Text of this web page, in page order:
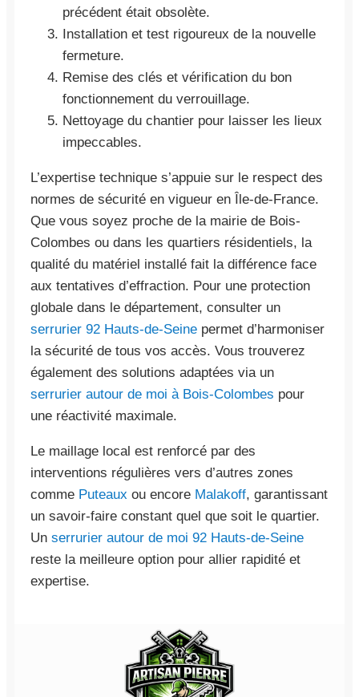
précédent était obsolète.
Installation et test rigoureux de la nouvelle
fermeture.
Remise des clés et vérification du bon
fonctionnement du verrouillage.
Nettoyage du chantier pour laisser les lieux
impeccables.
L’expertise technique s’appuie sur le respect des
normes de sécurité en vigueur en Île-de-France.
Que vous soyez proche de la mairie de Bois-
Colombes ou dans les quartiers résidentiels, la
qualité du matériel installé fait la différence face
aux tentatives d’effraction. Pour une protection
globale dans le département, consulter un
serrurier 92 Hauts-de-Seine permet d’harmoniser
la sécurité de tous vos accès. Vous trouverez
également des solutions adaptées via un
serrurier autour de moi à Bois-Colombes pour
une réactivité maximale.
Le maillage local est renforcé par des
interventions régulières vers d’autres zones
comme Puteaux ou encore Malakoff, garantissant
un savoir-faire constant quel que soit le quartier.
Un serrurier autour de moi 92 Hauts-de-Seine
reste la meilleure option pour allier rapidité et
expertise.